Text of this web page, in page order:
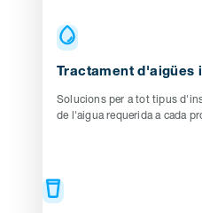
Tractament d'aigües
Solucions per a tot tipus
de l'aigua requerida a cada